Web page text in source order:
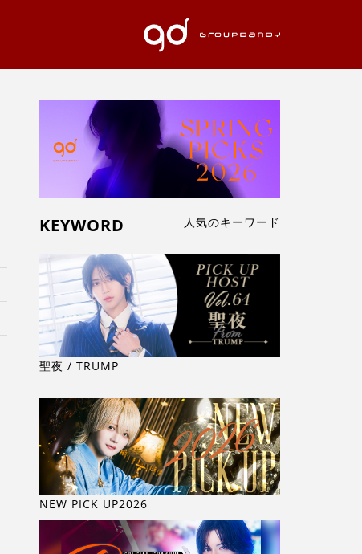
KEYWORD 人気のキーワード
聖夜 / TRUMP
NEW PICK UP2026